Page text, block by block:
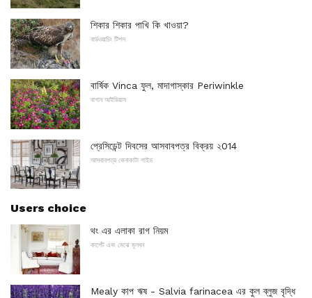
শিকার শিকার পাখি কি খাওয়া?
বার্ডওয়াচিং টিপস
বার্ষিক Vinca ফুল, মাদাগাস্কার Periwinkle
বাগান আইডিয়াস
প্রেসিডেন্ট দিবসের আসবাবপত্র বিক্রয় ২014
আসবাবপত্র কেনাকাটা গাইড
Users choice
থং এর এলাকা রাগ নিয়ম
কার্পেট এবং মেঝে মূলধন
Mealy কাপ ঋষ - Salvia farinacea এর কুল ব্লুজ বৃদ্ধি